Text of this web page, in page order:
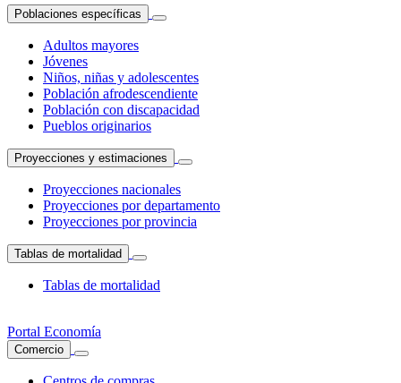
Poblaciones específicas
Adultos mayores
Jóvenes
Niños, niñas y adolescentes
Población afrodescendiente
Población con discapacidad
Pueblos originarios
Proyecciones y estimaciones
Proyecciones nacionales
Proyecciones por departamento
Proyecciones por provincia
Tablas de mortalidad
Tablas de mortalidad
Portal Economía
Comercio